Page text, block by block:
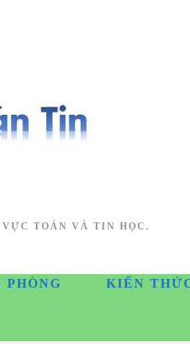
TOÁN VÀ TIN HỌC.
KIẾN